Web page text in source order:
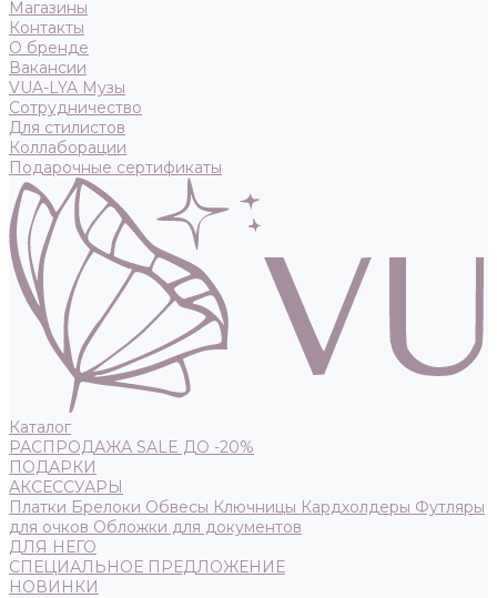
Магазины
Контакты
О бренде
Вакансии
VUA-LYA Музы
Сотрудничество
Для стилистов
Коллаборации
Подарочные сертификаты
Каталог
РАСПРОДАЖА SALE ДО -20%
ПОДАРКИ
АКСЕССУАРЫ
Платки Брелоки Обвесы Ключницы Кардхолдеры Футляры
для очков Обложки для документов
ДЛЯ НЕГО
СПЕЦИАЛЬНОЕ ПРЕДЛОЖЕНИЕ
НОВИНКИ